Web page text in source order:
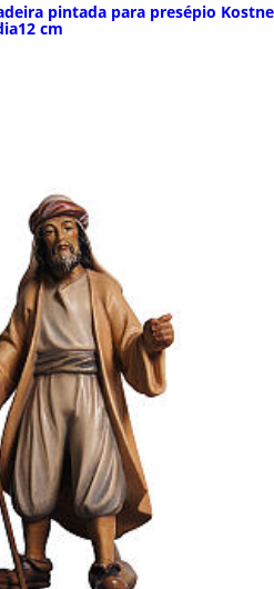
pintada para presépio
cm